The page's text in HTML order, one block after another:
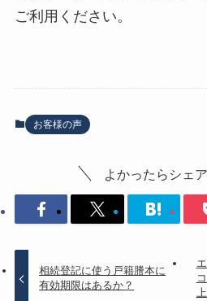
ご利用ください。
お客様の声
よかったらシェ
相続登記に使う戸籍謄本に
有効期限はあるか？